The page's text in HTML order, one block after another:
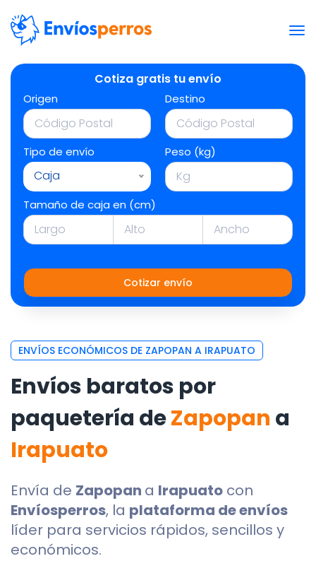
Cotiza gratis tu envío
Origen Destino
Tipo de envío
Caja
Peso (kg)
Tamaño de caja en (cm)
Cotizar envío
ENVÍOS ECONÓMICOS DE ZAPOPAN A IRAPUATO
Envíos baratos por
paquetería deZapopan a
Irapuato
Envía de Zapopan a Irapuato con
Envíosperros, la plataforma de envíos
líder para servicios rápidos, sencillos y
económicos.